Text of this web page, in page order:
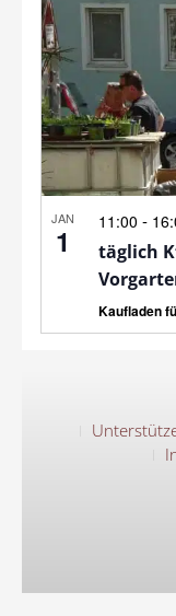
JAN
1
11:00 -
täglich
Kaufladen